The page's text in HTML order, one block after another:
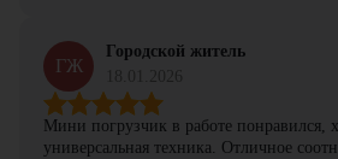
ГЖ
Городской житель
Мини погрузчик в работе понравился,
универсальная техника. Отличное